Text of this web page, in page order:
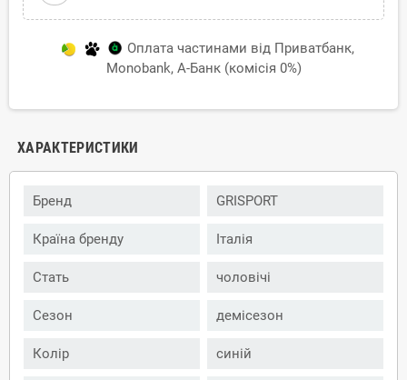
Оплата частинами від Приватбанк,
Monobank, А-Банк (комісія 0%)
ХАРАКТЕРИСТИКИ
Бренд GRISPORT
Країна бренду Італія
Стать чоловічі
Сезон демісезон
Колір синій